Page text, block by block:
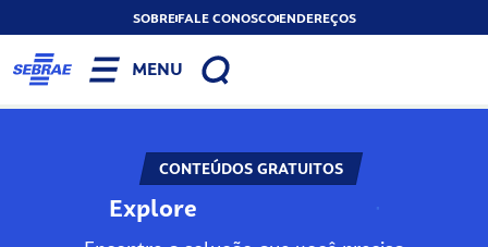
SOBREFALE CONOSCOENDEREÇOS
MENU
CONTEÚDOS GRATUITOS
Explore N